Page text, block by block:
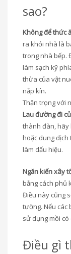
sao?
Không để thức
ra khỏi nhà là
trong nhà bếp.
làm sạch kỹ
thừa của vật
nắp kín.
Thận trọng với
Lau đường đi
thành đàn, hãy
hoặc dung dịch
làm dấu hiệu.
Ngăn kiến xây
bằng cách phủ
Điều này cũng
tường. Nếu các
sử dụng mồi
Điều gì